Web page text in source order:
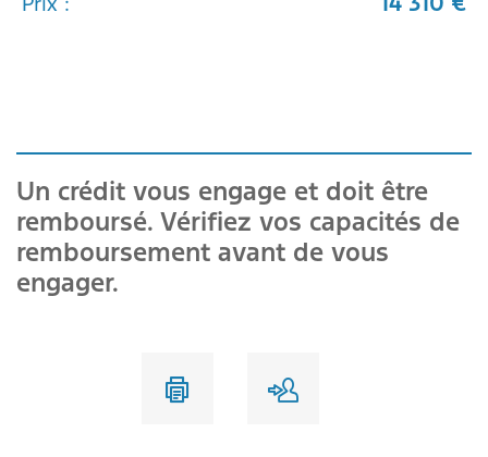
Un crédit vous engage et doit être
remboursé. Vérifiez vos capacités de
remboursement avant de vous
engager.